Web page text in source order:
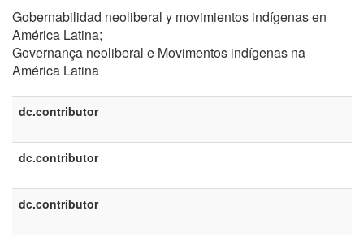
Gobernabilidad neoliberal y movimientos indígenas en
América Latina;
Governança neoliberal e Movimentos indígenas na
América Latina
dc.contributor
dc.contributor
dc.contributor